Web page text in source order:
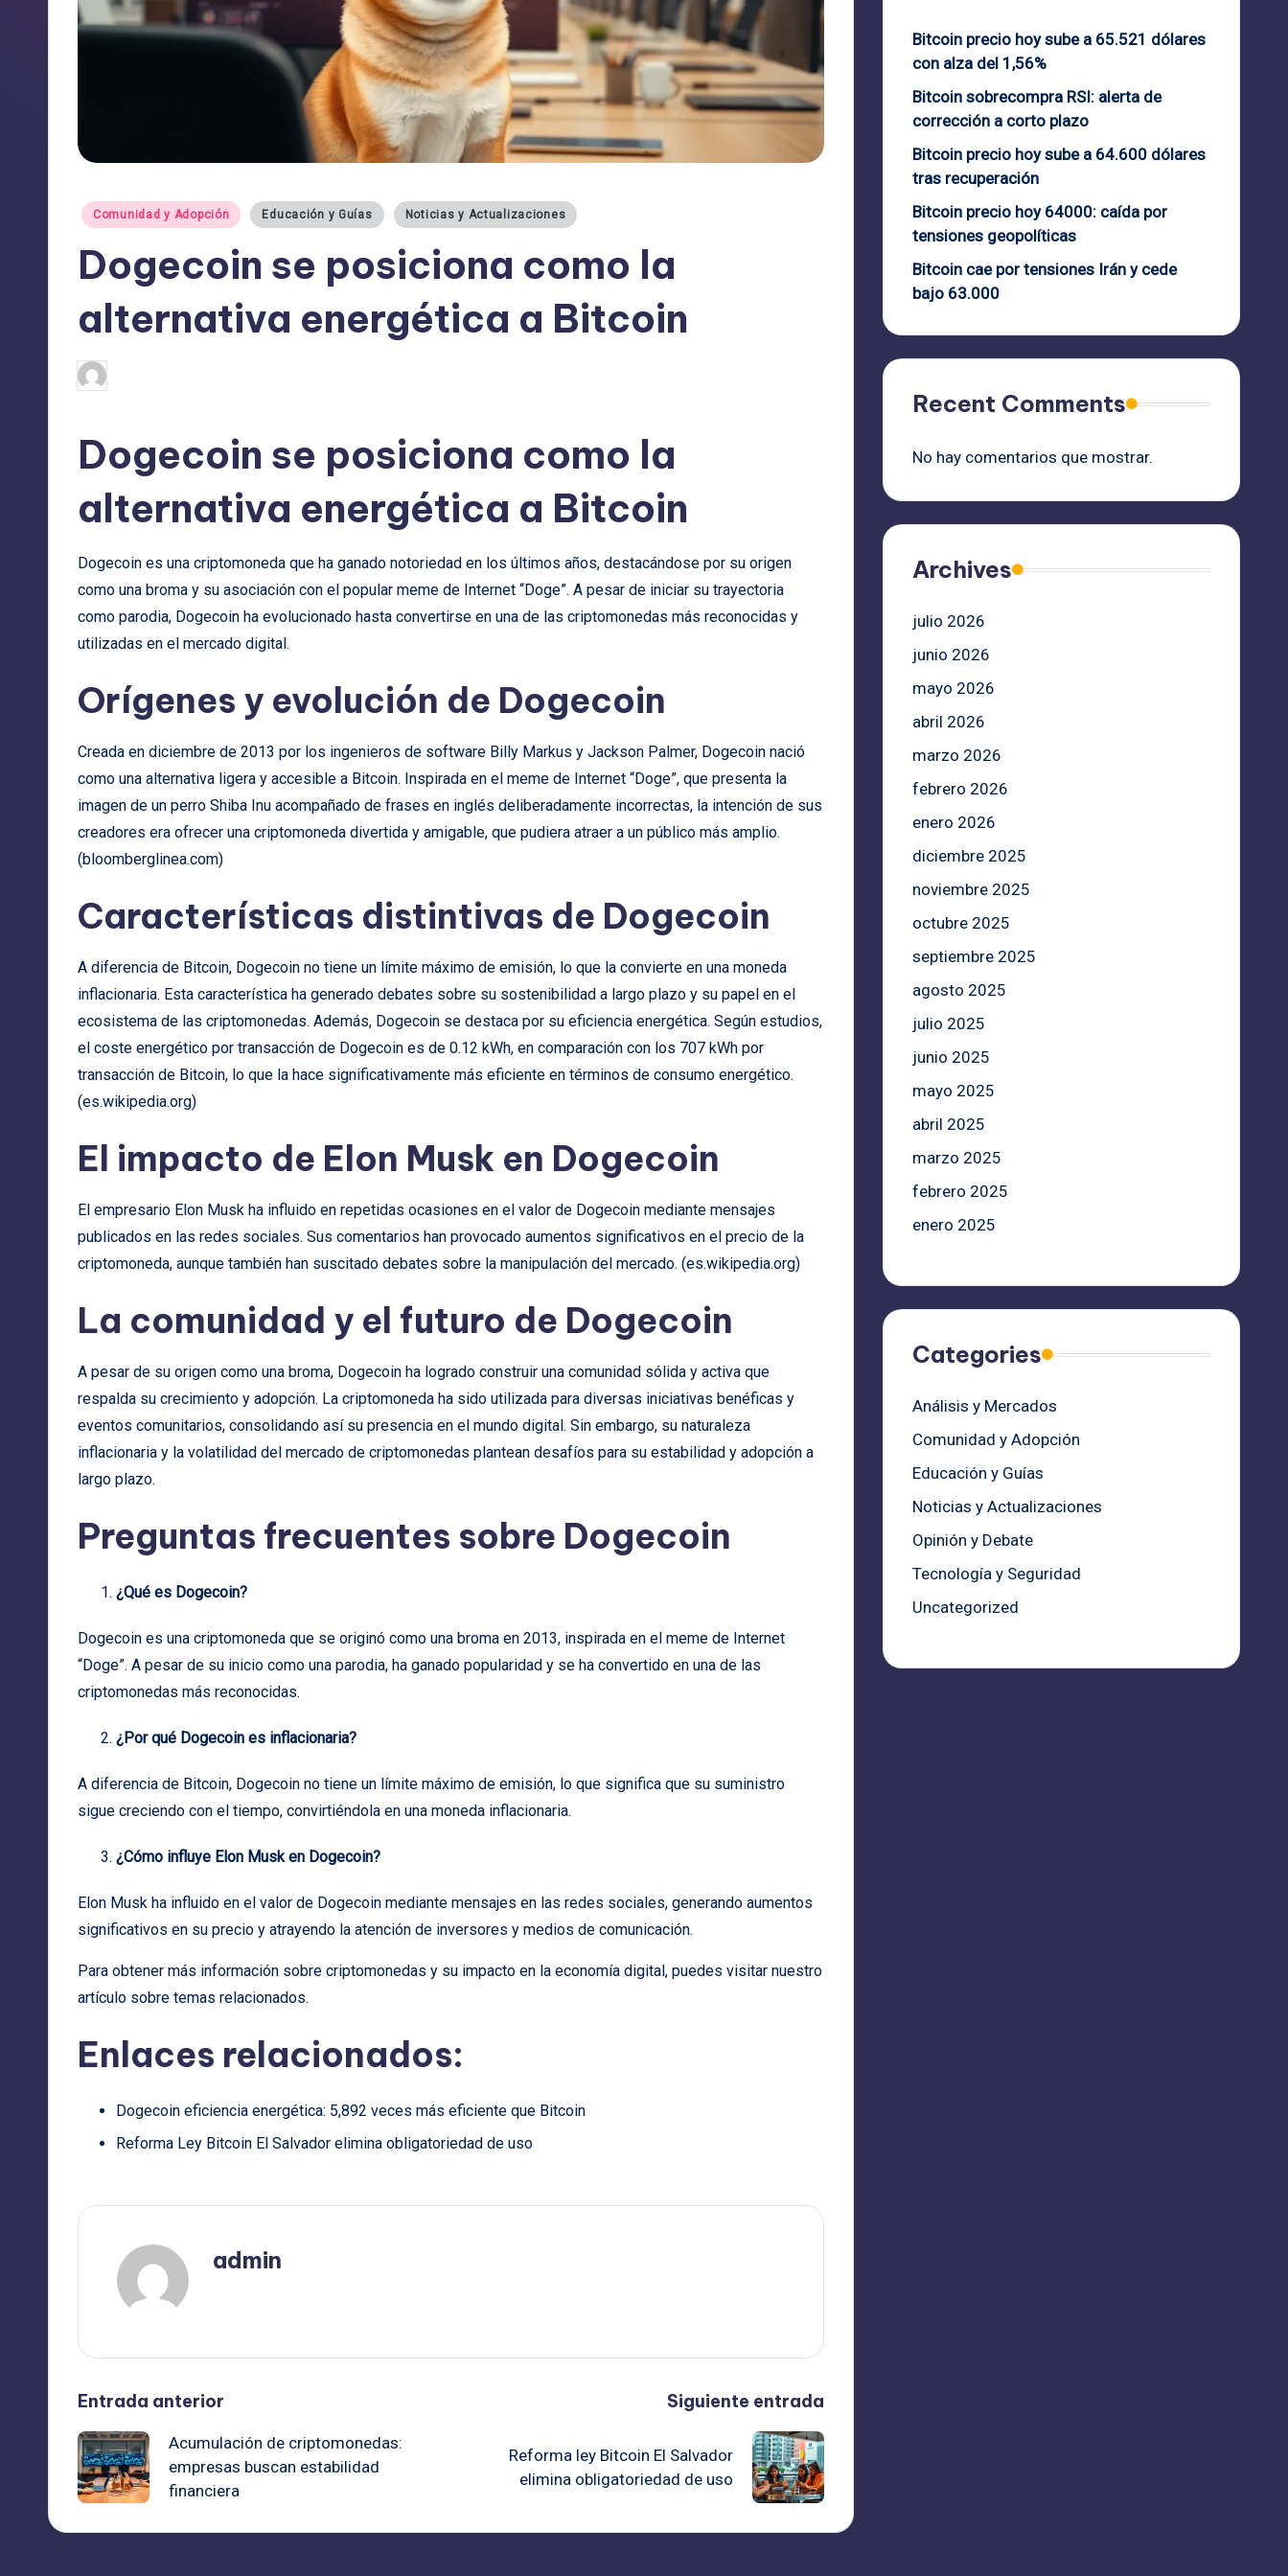
Publicado
Comunidad y Adopción Educación y Guías Noticias y Actualizaciones
Dogecoin se posiciona como la
alternativa energética a Bitcoin
Publicado
por
Dogecoin se posiciona como la
alternativa energética a Bitcoin
Dogecoin es una criptomoneda que ha ganado notoriedad en los últimos años, destacándose por su origen
como una broma y su asociación con el popular meme de Internet “Doge”. A pesar de iniciar su trayectoria
como parodia, Dogecoin ha evolucionado hasta convertirse en una de las criptomonedas más reconocidas y
utilizadas en el mercado digital.
Orígenes y evolución de Dogecoin
Creada en diciembre de 2013 por los ingenieros de software Billy Markus y Jackson Palmer, Dogecoin nació
como una alternativa ligera y accesible a Bitcoin. Inspirada en el meme de Internet “Doge”, que presenta la
imagen de un perro Shiba Inu acompañado de frases en inglés deliberadamente incorrectas, la intención de sus
creadores era ofrecer una criptomoneda divertida y amigable, que pudiera atraer a un público más amplio.
(bloomberglinea.com)
Características distintivas de Dogecoin
A diferencia de Bitcoin, Dogecoin no tiene un límite máximo de emisión, lo que la convierte en una moneda
inflacionaria. Esta característica ha generado debates sobre su sostenibilidad a largo plazo y su papel en el
ecosistema de las criptomonedas. Además, Dogecoin se destaca por su eficiencia energética. Según estudios,
el coste energético por transacción de Dogecoin es de 0.12 kWh, en comparación con los 707 kWh por
transacción de Bitcoin, lo que la hace significativamente más eficiente en términos de consumo energético.
(es.wikipedia.org)
El impacto de Elon Musk en Dogecoin
El empresario Elon Musk ha influido en repetidas ocasiones en el valor de Dogecoin mediante mensajes
publicados en las redes sociales. Sus comentarios han provocado aumentos significativos en el precio de la
criptomoneda, aunque también han suscitado debates sobre la manipulación del mercado. (es.wikipedia.org)
La comunidad y el futuro de Dogecoin
A pesar de su origen como una broma, Dogecoin ha logrado construir una comunidad sólida y activa que
respalda su crecimiento y adopción. La criptomoneda ha sido utilizada para diversas iniciativas benéficas y
eventos comunitarios, consolidando así su presencia en el mundo digital. Sin embargo, su naturaleza
inflacionaria y la volatilidad del mercado de criptomonedas plantean desafíos para su estabilidad y adopción a
largo plazo.
Preguntas frecuentes sobre Dogecoin
¿Qué es Dogecoin?
Dogecoin es una criptomoneda que se originó como una broma en 2013, inspirada en el meme de Internet
“Doge”. A pesar de su inicio como una parodia, ha ganado popularidad y se ha convertido en una de las
criptomonedas más reconocidas.
¿Por qué Dogecoin es inflacionaria?
A diferencia de Bitcoin, Dogecoin no tiene un límite máximo de emisión, lo que significa que su suministro
sigue creciendo con el tiempo, convirtiéndola en una moneda inflacionaria.
¿Cómo influye Elon Musk en Dogecoin?
Elon Musk ha influido en el valor de Dogecoin mediante mensajes en las redes sociales, generando aumentos
significativos en su precio y atrayendo la atención de inversores y medios de comunicación.
Para obtener más información sobre criptomonedas y su impacto en la economía digital, puedes visitar nuestro
artículo sobre temas relacionados.
Enlaces relacionados:
Dogecoin eficiencia energética: 5,892 veces más eficiente que Bitcoin
Reforma Ley Bitcoin El Salvador elimina obligatoriedad de uso
admin
Navegación
de
entradas
Entrada anterior
Acumulación de criptomonedas:
empresas buscan estabilidad
financiera
Siguiente entrada
Reforma ley Bitcoin El Salvador
elimina obligatoriedad de uso
Bitcoin precio hoy sube a 65.521 dólares
con alza del 1,56%
Bitcoin sobrecompra RSI: alerta de
corrección a corto plazo
Bitcoin precio hoy sube a 64.600 dólares
tras recuperación
Bitcoin precio hoy 64000: caída por
tensiones geopolíticas
Bitcoin cae por tensiones Irán y cede
bajo 63.000
Recent Comments
No hay comentarios que mostrar.
Archives
julio 2026
junio 2026
mayo 2026
abril 2026
marzo 2026
febrero 2026
enero 2026
diciembre 2025
noviembre 2025
octubre 2025
septiembre 2025
agosto 2025
julio 2025
junio 2025
mayo 2025
abril 2025
marzo 2025
febrero 2025
enero 2025
Categories
Análisis y Mercados
Comunidad y Adopción
Educación y Guías
Noticias y Actualizaciones
Opinión y Debate
Tecnología y Seguridad
Uncategorized